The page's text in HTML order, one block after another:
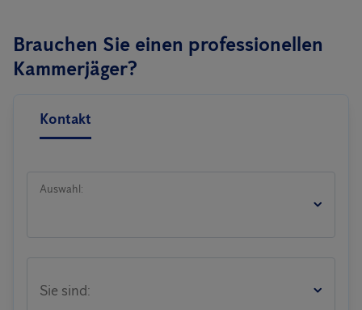
Brauchen Sie einen professionellen
Kammerjäger?
Kontakt
Auswahl:
Sie sind: